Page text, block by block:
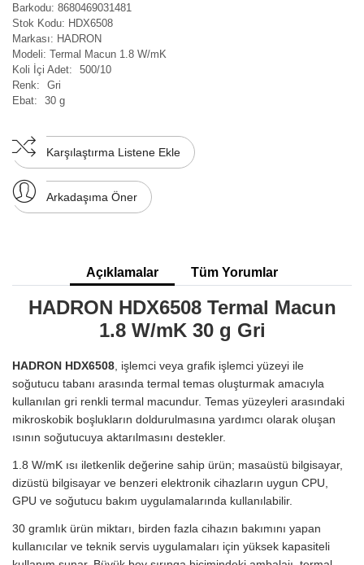
Barkodu: 8680469031481
Stok Kodu: HDX6508
Markası: HADRON
Modeli: Termal Macun 1.8 W/mK
Koli İçi Adet:
500/10
Renk:
Gri
Ebat:
30 g
Karşılaştırma Listene Ekle
Arkadaşıma Öner
Açıklamalar Tüm Yorumlar
HADRON HDX6508 Termal Macun
1.8 W/mK 30 g Gri
HADRON HDX6508 , işlemci veya grafik işlemci yüzeyi ile
soğutucu tabanı arasında termal temas oluşturmak amacıyla
kullanılan gri renkli termal macundur. Temas yüzeyleri arasındaki
mikroskobik boşlukların doldurulmasına yardımcı olarak oluşan
ısının soğutucuya aktarılmasını destekler.
1.8 W/mK ısı iletkenlik değerine sahip ürün; masaüstü bilgisayar,
dizüstü bilgisayar ve benzeri elektronik cihazların uygun CPU,
GPU ve soğutucu bakım uygulamalarında kullanılabilir.
30 gramlık ürün miktarı, birden fazla cihazın bakımını yapan
kullanıcılar ve teknik servis uygulamaları için yüksek kapasiteli